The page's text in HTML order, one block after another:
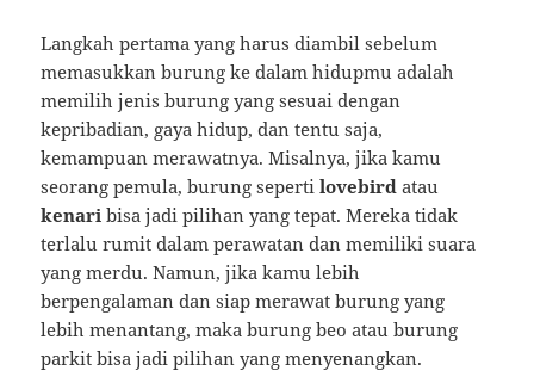
Langkah pertama yang harus diambil sebelum
memasukkan burung ke dalam hidupmu adalah
memilih jenis burung yang sesuai dengan
kepribadian, gaya hidup, dan tentu saja,
kemampuan merawatnya. Misalnya, jika kamu
seorang pemula, burung sepertilovebird atau
kenari bisa jadi pilihan yang tepat. Mereka tidak
terlalu rumit dalam perawatan dan memiliki suara
yang merdu. Namun, jika kamu lebih
berpengalaman dan siap merawat burung yang
lebih menantang, maka burung beo atau burung
parkit bisa jadi pilihan yang menyenangkan.